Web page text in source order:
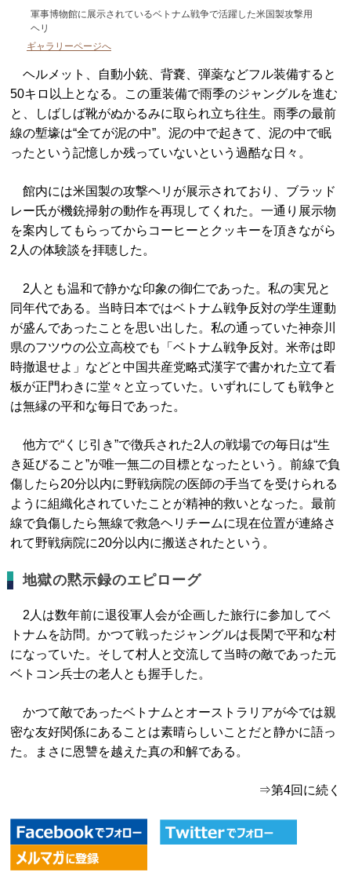
軍事博物館に展示されているベトナム戦争で活躍した米国製攻撃用
ヘリ
ギャラリーページへ
ヘルメット、自動小銃、背嚢、弾薬などフル装備すると
50キロ以上となる。この重装備で雨季のジャングルを進む
と、しばしば靴がぬかるみに取られ立ち往生。雨季の最前
線の塹壕は“全てが泥の中”。泥の中で起きて、泥の中で眠
ったという記憶しか残っていないという過酷な日々。
館内には米国製の攻撃ヘリが展示されており、ブラッド
レー氏が機銃掃射の動作を再現してくれた。一通り展示物
を案内してもらってからコーヒーとクッキーを頂きながら
2人の体験談を拝聴した。
2人とも温和で静かな印象の御仁であった。私の実兄と
同年代である。当時日本ではベトナム戦争反対の学生運動
が盛んであったことを思い出した。私の通っていた神奈川
県のフツウの公立高校でも「ベトナム戦争反対。米帝は即
時撤退せよ」などと中国共産党略式漢字で書かれた立て看
板が正門わきに堂々と立っていた。いずれにしても戦争と
は無縁の平和な毎日であった。
他方で“くじ引き”で徴兵された2人の戦場での毎日は“生
き延びること”が唯一無二の目標となったという。前線で負
傷したら20分以内に野戦病院の医師の手当てを受けられる
ように組織化されていたことが精神的救いとなった。最前
線で負傷したら無線で救急ヘリチームに現在位置が連絡さ
れて野戦病院に20分以内に搬送されたという。
地獄の黙示録のエピローグ
2人は数年前に退役軍人会が企画した旅行に参加してベ
トナムを訪問。かつて戦ったジャングルは長閑で平和な村
になっていた。そして村人と交流して当時の敵であった元
ベトコン兵士の老人とも握手した。
かつて敵であったベトナムとオーストラリアが今では親
密な友好関係にあることは素晴らしいことだと静かに語っ
た。まさに恩讐を越えた真の和解である。
⇒第4回に続く